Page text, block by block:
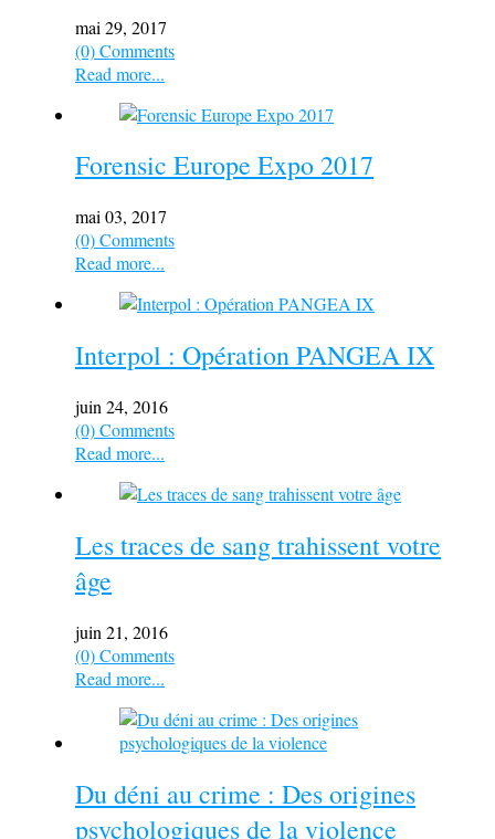
mai 29, 2017
(0) Comments
Read more...
Forensic Europe Expo 2017
mai 03, 2017
(0) Comments
Read more...
Interpol : Opération PANGEA IX
juin 24, 2016
(0) Comments
Read more...
Les traces de sang trahissent votre
âge
juin 21, 2016
(0) Comments
Read more...
Du déni au crime : Des origines
psychologiques de la violence